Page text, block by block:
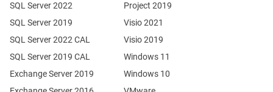
Exchange Server 2019
SQL Server 2022
SQL Server 2019
SQL Server 2022 CAL
SQL Server 2019 CAL
Project 2019
Visio 2021
Visio 2019
Windows 11
Windows 10